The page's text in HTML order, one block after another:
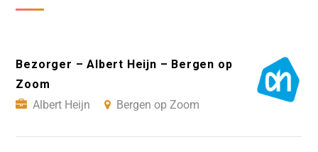
Bezorger – Albert Heijn – Bergen op
Zoom
Albert Heijn
Bergen op Zoom